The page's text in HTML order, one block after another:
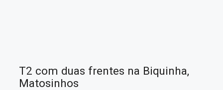
T2 com duas frentes na Biquinha,
Matosinhos